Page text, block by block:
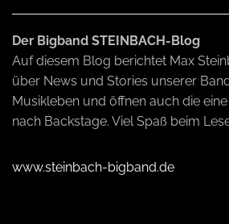
Der Bigband STEINBACH-Blog
Auf diesem Blog berichtet Max
über News und Stories unserer
Musikleben und öffnen auch die
nach Backstage. Viel Spaß beim
www.steinbach-bigband.de